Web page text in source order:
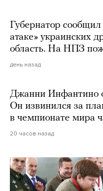
Губернатор
атаке» украинских
область. На НПЗ
день назад
Джанни Инфантино
Он извинился за
в чемпионате мира
20 часов назад